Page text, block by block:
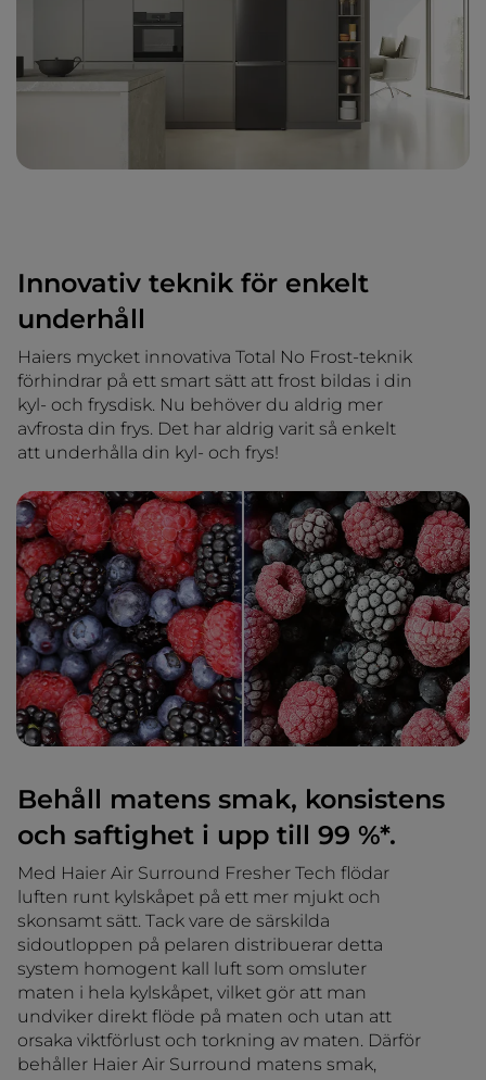
Innovativ teknik för enkelt
underhåll
Haiers mycket innovativa Total No Frost-teknik
förhindrar på ett smart sätt att frost bildas i din
kyl- och frysdisk. Nu behöver du aldrig mer
avfrosta din frys. Det har aldrig varit så enkelt
att underhålla din kyl- och frys!
Behåll matens smak, konsistens
och saftighet i upp till 99 %*.
Med Haier Air Surround Fresher Tech flödar
luften runt kylskåpet på ett mer mjukt och
skonsamt sätt. Tack vare de särskilda
sidoutloppen på pelaren distribuerar detta
system homogent kall luft som omsluter
maten i hela kylskåpet, vilket gör att man
undviker direkt flöde på maten och utan att
orsaka viktförlust och torkning av maten. Därför
behåller Haier Air Surround matens smak,